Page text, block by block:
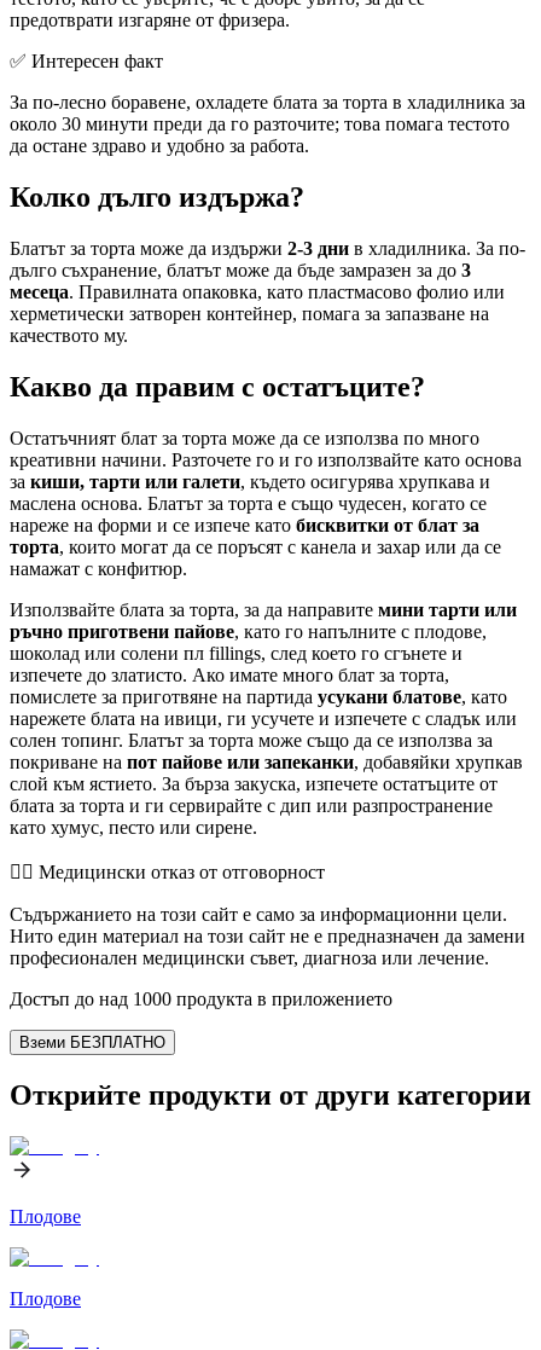
предотврати изгаряне от фризера.
✅ Интересен факт
За по-лесно боравене, охладете блата за торта в хладилника за
около 30 минути преди да го разточите; това помага тестото
да остане здраво и удобно за работа.
Колко дълго издържа?
Блатът за торта може да издържи 2-3 дни в хладилника. За по-
дълго съхранение, блатът може да бъде замразен за до 3
месеца. Правилната опаковка, като пластмасово фолио или
херметически затворен контейнер, помага за запазване на
качеството му.
Какво да правим с остатъците?
Остатъчният блат за торта може да се използва по много
креативни начини. Разточете го и го използвайте като основа
за киши, тарти или галети, където осигурява хрупкава и
маслена основа. Блатът за торта е също чудесен, когато се
нареже на форми и се изпече като бисквитки от блат за
торта, които могат да се поръсят с канела и захар или да се
намажат с конфитюр.
Използвайте блата за торта, за да направите мини тарти или
ръчно приготвени пайове, като го напълните с плодове,
шоколад или солени пл fillings, след което го сгънете и
изпечете до златисто. Ако имате много блат за торта,
помислете за приготвяне на партида усукани блатове, като
нарежете блата на ивици, ги усучете и изпечете с сладък или
солен топинг. Блатът за торта може също да се използва за
покриване на пот пайове или запеканки, добавяйки хрупкав
слой към ястието. За бърза закуска, изпечете остатъците от
блата за торта и ги сервирайте с дип или разпространение
като хумус, песто или сирене.
👨‍⚕️️ Медицински отказ от отговорност
Съдържанието на този сайт е само за информационни цели.
Нито един материал на този сайт не е предназначен да замени
професионален медицински съвет, диагноза или лечение.
Достъп до над 1000 продукта в приложението
Вземи БЕЗПЛАТНО
Открийте продукти от други категории
Плодове
Плодове